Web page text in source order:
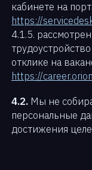
кабинете на
https://
4.1.5.
отклике на
https://
4.2. Мы не
персональные
достижения